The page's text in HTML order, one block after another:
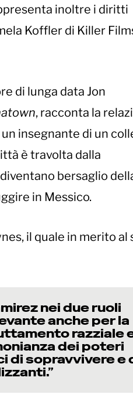
inoltre i diritti
Koffler di Killer
di lunga data Jon
, racconta la
insegnante di un
è travolta dalla
bersaglio
in Messico.
il quale in merito al
nei due ruoli
anche per la
razziale
dei poteri
di sopravvivere e